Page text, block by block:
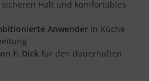
Halt und komfortables
Anwender in Küche
F. Dick für den dauerhaften
Inhalten
Statistiken oder Kombinationen
Quellen
der Angebote
zur Auswahl von Inhalten